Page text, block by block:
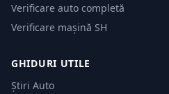
Verificare auto completă
Verificare mașină SH
GHIDURI UTILE
Știri Auto